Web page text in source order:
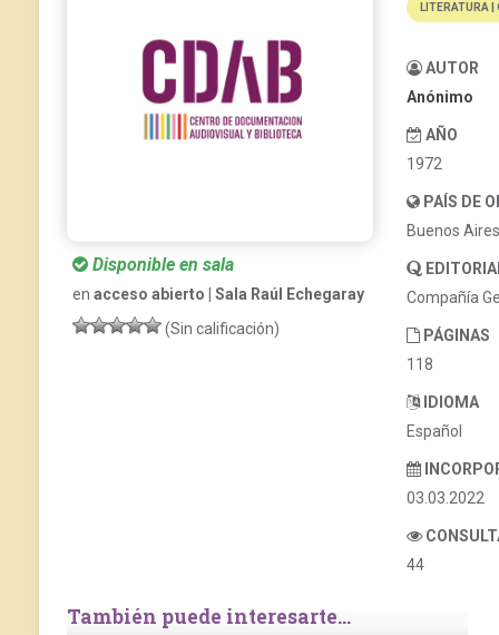
Disponible en sala
en acceso abierto | Sala Raúl Echegaray
(Sin calificación)
LITERATURA |
AUTOR
Anónimo
AÑO
1972
PAÍS DE
Buenos
Compañía
PÁGINAS
118
IDIOMA
Español
03.03.2022
44
También puede interesarte...